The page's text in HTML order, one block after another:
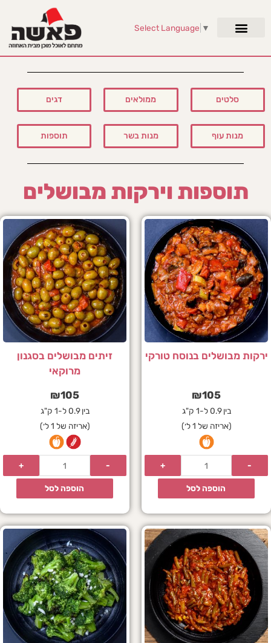
Select Language▼
סלטים ממולאים דגים
מנות עוף מנות בשר תוספות
תוספות וירקות מבושלים
מבושלים בנוסח טורקי
₪105
בין 0.9 ל-1 ק"ג
(אריזה של 1 ל׳)
הוספה לסל
זיתים מבושלים בסגנון
מרוקאי
₪105
בין 0.9 ל-1 ק"ג
(אריזה של 1 ל׳)
הוספה לסל